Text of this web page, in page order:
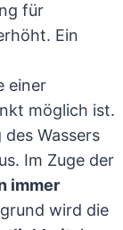
für
Ein
einer
möglich ist.
Wassers
Im Zuge der
immer
wird die